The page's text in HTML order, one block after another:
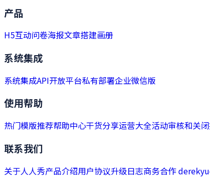
产品
H5互动问卷海报文章搭建画册
系统集成
系统集成API开放平台私有部署企业微信版
使用帮助
热门模版推荐帮助中心干货分享运营大全活动审核和关闭
联系我们
关于人人秀产品介绍用户协议升级日志商务合作